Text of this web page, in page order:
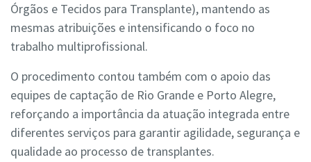
Órgãos e Tecidos para Transplante), mantendo as
mesmas atribuições e intensificando o foco no
trabalho multiprofissional.
O procedimento contou também com o apoio das
equipes de captação de Rio Grande e Porto Alegre,
reforçando a importância da atuação integrada entre
diferentes serviços para garantir agilidade, segurança e
qualidade ao processo de transplantes.